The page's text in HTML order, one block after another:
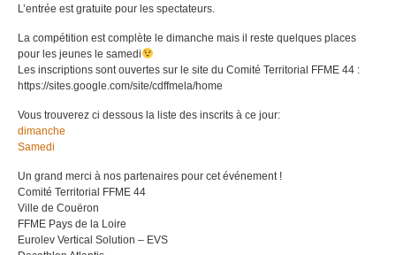
L’entrée est gratuite pour les spectateurs.
La compétition est complète le dimanche mais il reste quelques places
pour les jeunes le samedi
Les inscriptions sont ouvertes sur le site du Comité Territorial FFME 44 :
https://sites.google.com/site/cdffmela/home
Vous trouverez ci dessous la liste des inscrits à ce jour:
dimanche
Samedi
Un grand merci à nos partenaires pour cet événement !
Comité Territorial FFME 44
Ville de Couëron
FFME Pays de la Loire
Eurolev Vertical Solution – EVS